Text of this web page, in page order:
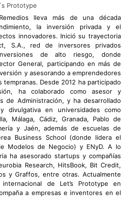
Prototype
lleva más de una década
la inversión privada y el
innovadores. Inició su trayectoria
S.A., red de inversores privados
de alto riesgo, donde
General, participando en más de
y asesorando a emprendedores
Desde 2012 ha participado
ha colaborado como asesor y
de Administración, y ha desarrollado
divulgativa en universidades como
Málaga, Cádiz, Granada, Pablo de
y Jaén, además de escuelas de
Business School (donde lidera el
Modelos de Negocio) y ENyD. A lo
ha asesorado startups y compañías
Research, HitsBook, Bit Credit,
y Graffos, entre otras. Actualmente
de Let’s Prototype en
a empresas e inventores en el